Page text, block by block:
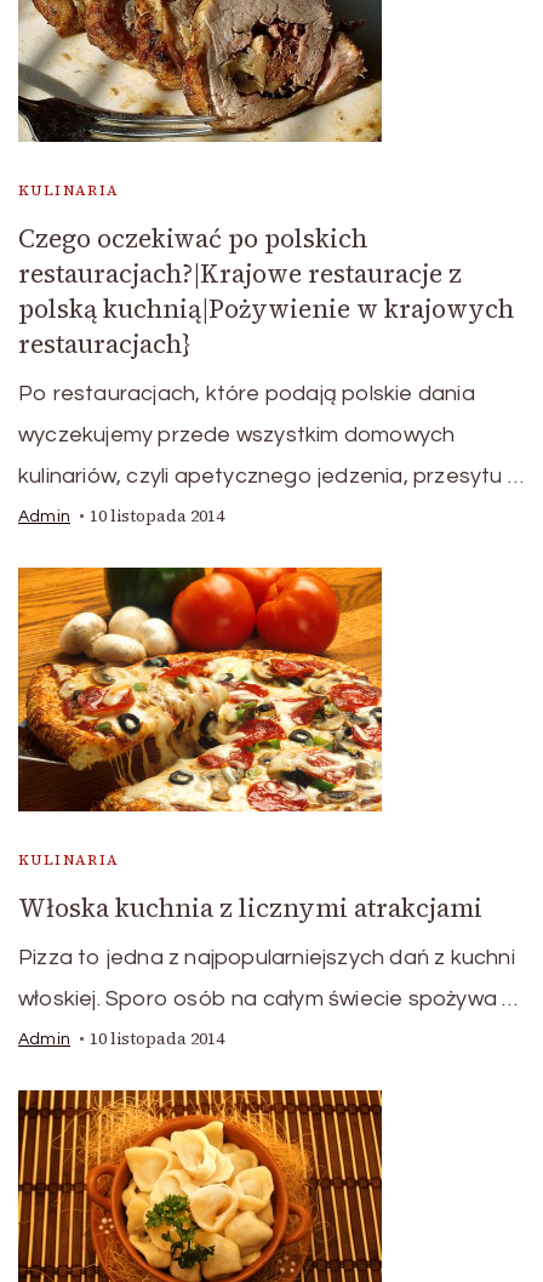
KULINARIA
Czego oczekiwać po polskich
restauracjach?|Krajowe restauracje z
polską kuchnią|Pożywienie w krajowych
restauracjach}
Po restauracjach, które podają polskie dania
wyczekujemy przede wszystkim domowych
kulinariów, czyli apetycznego jedzenia, przesytu …
Admin 10 listopada 2014
KULINARIA
Włoska kuchnia z licznymi atrakcjami
Pizza to jedna z najpopularniejszych dań z kuchni
włoskiej. Sporo osób na całym świecie spożywa …
Admin 10 listopada 2014